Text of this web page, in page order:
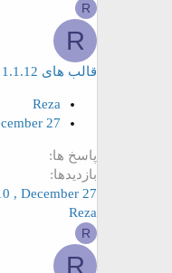
R
R
قالب های SMF 1.1.12
Reza
27
پاسخ ها
بازدیدها
, December 27
Reza
R
R